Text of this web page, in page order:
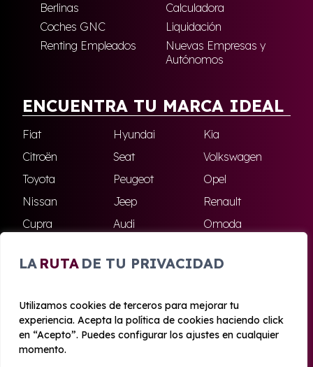
LA RUTA DE TU PRIVACIDAD
Utilizamos cookies de terceros para mejorar tu
experiencia. Acepta la política de cookies haciendo click
en “Acepto”. Puedes configurar los ajustes en cualquier
momento.
Berlinas
Calculadora
Coches GNC
Liquidación
Renting Empleados
Nuevas Empresas y
Autónomos
ENCUENTRA TU MARCA IDEAL
Fiat Hyundai
Kia
Citroën
Seat
Volkswagen
Toyota
Peugeot
Opel
Nissan
Jeep
Renault
Cupra
Audi
Omoda
Skoda
Ford Todas las marcas
© 2020 - 2026 Azahara Renting
Aviso legal y Privacidad